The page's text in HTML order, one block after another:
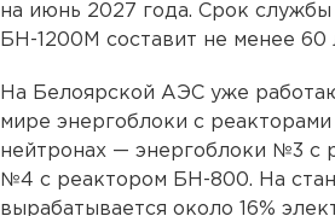
на июнь 2027 года. Срок службы
БН-1200М составит не менее 60
На Белоярской АЭС уже
мире энергоблоки с
нейтронах — энергоблоки №3 с
№4 с реактором БН-800. На
вырабатывается около 16%